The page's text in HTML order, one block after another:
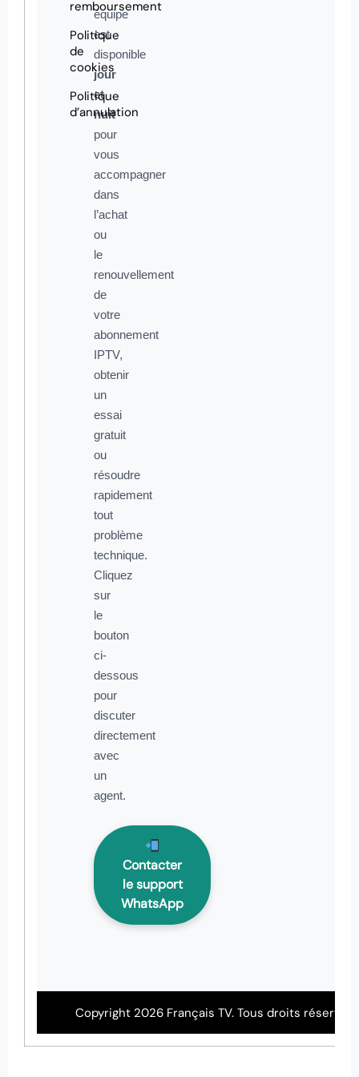
remboursement
Politique
de
cookies
Politique
d’annulation
équipe
est
disponible
jour
et
nuit
pour
vous
accompagner
dans
l’achat
ou
le
renouvellement
de
votre
abonnement
IPTV,
obtenir
un
essai
gratuit
ou
résoudre
rapidement
tout
problème
technique.
Cliquez
sur
le
bouton
ci-
dessous
pour
discuter
directement
avec
un
agent.
Contacter
le support
WhatsApp
Copyright 2026 Français TV. Tous droits réservés